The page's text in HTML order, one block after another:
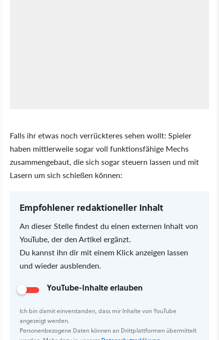
Falls ihr etwas noch verrückteres sehen wollt: Spieler
haben mittlerweile sogar voll funktionsfähige Mechs
zusammengebaut, die sich sogar steuern lassen und mit
Lasern um sich schießen können:
Empfohlener redaktioneller Inhalt
An dieser Stelle findest du einen externen Inhalt von
YouTube, der den Artikel ergänzt.
Du kannst ihn dir mit einem Klick anzeigen lassen
und wieder ausblenden.
YouTube-Inhalte erlauben
Ich bin damit einverstanden, dass mir Inhalte von YouTube
angezeigt werden.
Personenbezogene Daten können an Drittplattformen übermittelt